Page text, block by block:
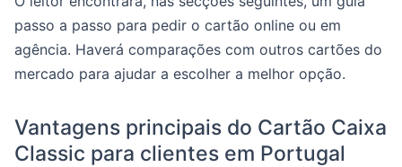
passo a passo para pedir o cartão online ou em
agência. Haverá comparações com outros cartões do
mercado para ajudar a escolher a melhor opção.
Vantagens principais do Cartão Caixa
Classic para clientes em Portugal